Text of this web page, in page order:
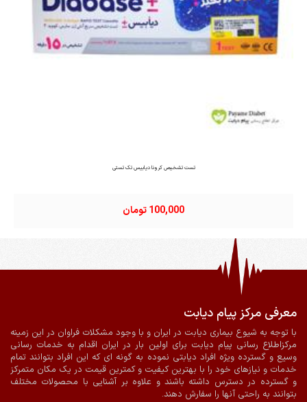
تست تشخیص کرونا دیابیس تک تستی
100,000 تومان
پرداخت آنلاین ارسال با پیک در شیراز
معرفی مرکز پیام دیابت
با توجه به شیوع بیماری دیابت در ایران و با وجود مشکلات فراوان در این زمینه
مرکزاطلاع رسانی پیام دیابت برای اولین بار در ایران اقدام به خدمات رسانی
وسیع و گسترده ویژه افراد دیابتی نموده به گونه ای که این افراد بتوانند تمام
خدمات و نیازهای خود را با بهترین کیفیت و کمترین قیمت در یک مکان متمرکز
و گسترده در دسترس داشته باشند و علاوه بر آشنایی با محصولات مختلف
بتوانند به راحتی آنها را سفارش دهند.